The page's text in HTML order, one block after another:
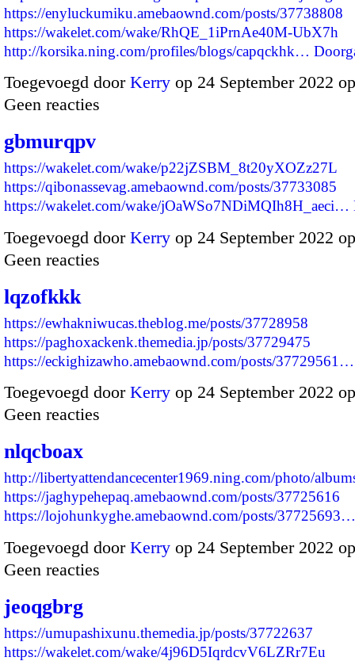
https://enyluckumiku.amebaownd.com/posts/37738808
https://wakelet.com/wake/RhQE_1iPrnAe40M-UbX7h
http://korsika.ning.com/profiles/blogs/capqckhk…
Toegevoegd door Kerry op 24 September 2022
Geen reacties
gbmurqpv
https://wakelet.com/wake/p22jZSBM_8t20yXOZz27L
https://qibonassevag.amebaownd.com/posts/37733085
https://wakelet.com/wake/jOaWSo7NDiMQIh8H_aeci…
Toegevoegd door Kerry op 24 September 2022
Geen reacties
lqzofkkk
https://ewhakniwucas.theblog.me/posts/37728958
https://paghoxackenk.themedia.jp/posts/37729475
https://eckighizawho.amebaownd.com/posts/37729561…
Toegevoegd door Kerry op 24 September 2022
Geen reacties
nlqcboax
http://libertyattendancecenter1969.ning.com/photo/
https://jaghypehepaq.amebaownd.com/posts/37725616
https://lojohunkyghe.amebaownd.com/posts/37725693…
Toegevoegd door Kerry op 24 September 2022
Geen reacties
jeoqgbrg
https://umupashixunu.themedia.jp/posts/37722637
https://wakelet.com/wake/4j96D5IqrdcvV6LZRr7Eu